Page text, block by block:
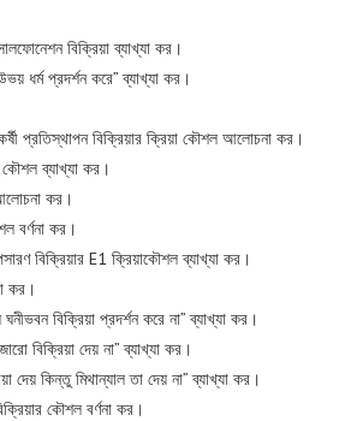
বিক্রিয়া ব্যাখ্যা কর।
ধর্ম প্রদর্শন করে” ব্যাখ্যা কর।
প্রতিস্থাপন বিক্রিয়ার ক্রিয়া কৌশল আলোচনা কর।
ব্যাখ্যা কর।
কর।
বর্ণনা কর।
বিক্রিয়ার E1 ক্রিয়াকৌশল ব্যাখ্যা কর।
কর।
বিক্রিয়া প্রদর্শন করে না” ব্যাখ্যা কর।
বিক্রিয়া দেয় না” ব্যাখ্যা কর।
দেয় কিন্তু মিথান্যাল তা দেয় না” ব্যাখ্যা কর।
কৌশল বর্ণনা কর।